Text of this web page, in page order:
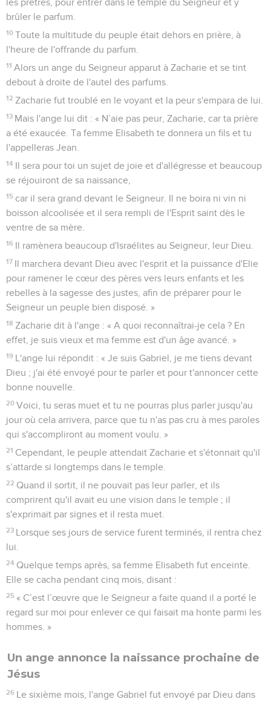
les prêtres, pour entrer dans le temple du Seigneur et y
brûler le parfum.
10 Toute la multitude du peuple était dehors en prière, à
l'heure de l'offrande du parfum.
11 Alors un ange du Seigneur apparut à Zacharie et se tint
debout à droite de l'autel des parfums.
12 Zacharie fut troublé en le voyant et la peur s'empara de lui.
13 Mais l'ange lui dit : « N’aie pas peur, Zacharie, car ta prière
a été exaucée. Ta femme Elisabeth te donnera un fils et tu
l'appelleras Jean.
14 Il sera pour toi un sujet de joie et d'allégresse et beaucoup
se réjouiront de sa naissance,
15 car il sera grand devant le Seigneur. Il ne boira ni vin ni
boisson alcoolisée et il sera rempli de l'Esprit saint dès le
ventre de sa mère.
16 Il ramènera beaucoup d'Israélites au Seigneur, leur Dieu.
17 Il marchera devant Dieu avec l'esprit et la puissance d'Elie
pour ramener le cœur des pères vers leurs enfants et les
rebelles à la sagesse des justes, afin de préparer pour le
Seigneur un peuple bien disposé. »
18 Zacharie dit à l'ange : « A quoi reconnaîtrai-je cela ? En
effet, je suis vieux et ma femme est d'un âge avancé. »
19 L'ange lui répondit : « Je suis Gabriel, je me tiens devant
Dieu ; j'ai été envoyé pour te parler et pour t'annoncer cette
bonne nouvelle.
20 Voici, tu seras muet et tu ne pourras plus parler jusqu'au
jour où cela arrivera, parce que tu n'as pas cru à mes paroles
qui s'accompliront au moment voulu. »
21 Cependant, le peuple attendait Zacharie et s'étonnait qu'il
s’attarde si longtemps dans le temple.
22 Quand il sortit, il ne pouvait pas leur parler, et ils
comprirent qu'il avait eu une vision dans le temple ; il
s'exprimait par signes et il resta muet.
23 Lorsque ses jours de service furent terminés, il rentra chez
lui.
24 Quelque temps après, sa femme Elisabeth fut enceinte.
Elle se cacha pendant cinq mois, disant :
25 « C’est l’œuvre que le Seigneur a faite quand il a porté le
regard sur moi pour enlever ce qui faisait ma honte parmi les
hommes. »
Un ange annonce la naissance prochaine de
Jésus
26 Le sixième mois, l'ange Gabriel fut envoyé par Dieu dans